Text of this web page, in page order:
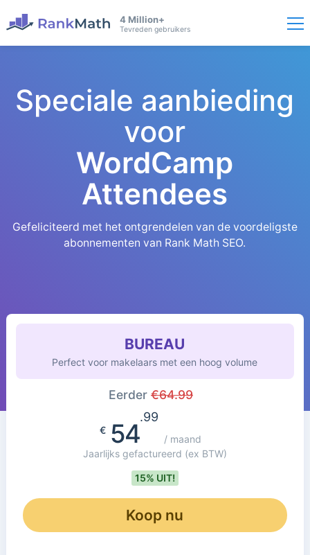
4 Million+
Tevreden gebruikers
Speciale aanbieding
voor
WordCamp
Attendees
Gefeliciteerd met het ontgrendelen van de voordeligste
abonnementen van Rank Math SEO.
BUREAU
Perfect voor makelaars met een hoog volume
Eerder €64.99
€54
.99
/ maand
Jaarlijks gefactureerd (ex BTW)
15% UIT!
Koop nu